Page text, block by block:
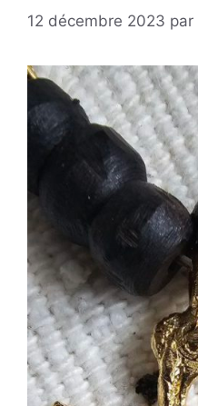
12 décembre 2023 par